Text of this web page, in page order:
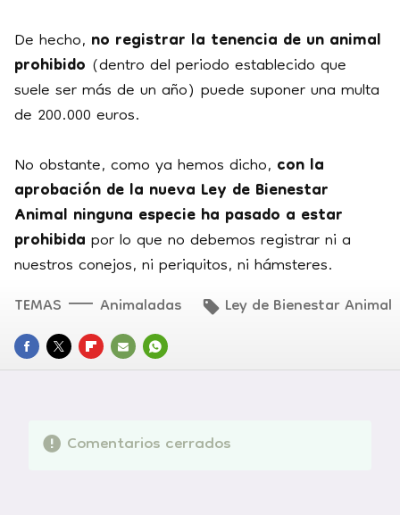
De hecho,no registrar la tenencia de un animal
prohibido (dentro del periodo establecido que
suele ser más de un año) puede suponer una multa
de 200.000 euros.
No obstante, como ya hemos dicho,con la
aprobación de la nueva Ley de Bienestar
Animal ninguna especie ha pasado a estar
prohibidapor lo que no debemos registrar ni a
nuestros conejos, ni periquitos, ni hámsteres.
FACEBOOK
TWITTERFLIPBOARD
E- WHATSAPP
TEMAS Animaladas Ley de Bienestar Animal
Comentarios cerrados